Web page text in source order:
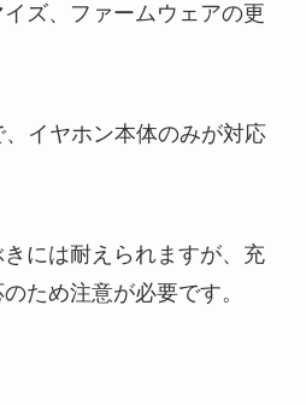
ズ、ファームウェアの更
イヤホン本体のみが対応
には耐えられますが、充
ため注意が必要です。